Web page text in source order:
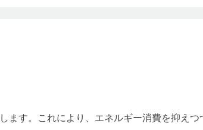
ます。これにより、エネルギー消費を抑えつ